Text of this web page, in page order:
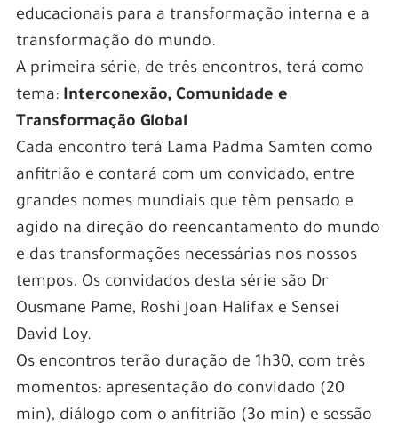
educacionais para a transformação interna e a
transformação do mundo.
A primeira série, de três encontros, terá como
tema: Interconexão, Comunidade e
Transformação Global
Cada encontro terá Lama Padma Samten como
anfitrião e contará com um convidado, entre
grandes nomes mundiais que têm pensado e
agido na direção do reencantamento do mundo
e das transformações necessárias nos nossos
tempos. Os convidados desta série são Dr
Ousmane Pame, Roshi Joan Halifax e Sensei
David Loy.
Os encontros terão duração de 1h30, com três
momentos: apresentação do convidado (20
min), diálogo com o anfitrião (3o min) e sessão